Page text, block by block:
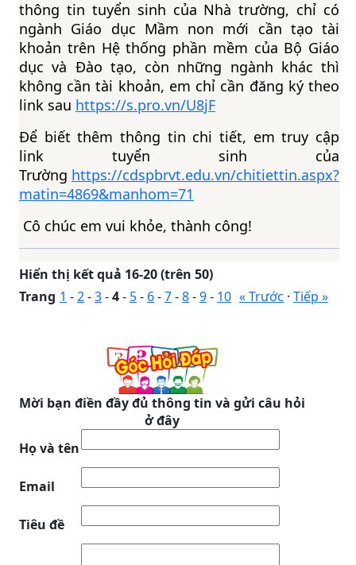
thông tin tuyển sinh của Nhà trường, chỉ có
ngành Giáo dục Mầm non mới cần tạo tài
khoản trên Hệ thống phần mềm của Bộ Giáo
dục và Đào tạo, còn những ngành khác thì
không cần tài khoản, em chỉ cần đăng ký theo
link sau https://s.pro.vn/U8jF
Để biết thêm thông tin chi tiết, em truy cập
link tuyển sinh của
Trường https://cdspbrvt.edu.vn/chitiettin.aspx?
matin=4869&manhom=71
Cô chúc em vui khỏe, thành công!
Hiển thị kết quả 16-20 (trên 50)
Trang 1 -2-3-4- 5- 6-7-8-9- 10 « Trước · Tiếp »
Mời bạn điền đầy đủ thông tin và gửi câu hỏi
ở đây
Họ và tên
Email
Tiêu đề